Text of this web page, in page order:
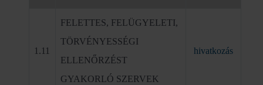
1.11
FELETTES, FELÜGYELETI,
TÖRVÉNYESSÉGI
ELLENŐRZÉST
GYAKORLÓ SZERVEK
hivatkozás